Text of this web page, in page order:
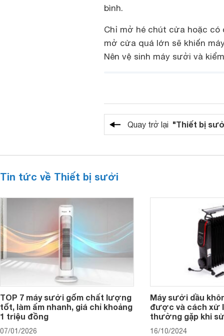
bình.
Chỉ mở hé chút cửa hoặc có
mở cửa quá lớn sẽ khiến
Nên vệ sinh máy sưởi và
Quay trở lại "Thiết bị
Tin tức về Thiết bị sưởi
TOP 7 máy sưởi gốm chất lượng
tốt, làm ấm nhanh, giá chỉ khoảng
1 triệu đồng
07/01/2026
Máy sưởi dầu
được và cách xử
thường gặp khi
16/10/2024